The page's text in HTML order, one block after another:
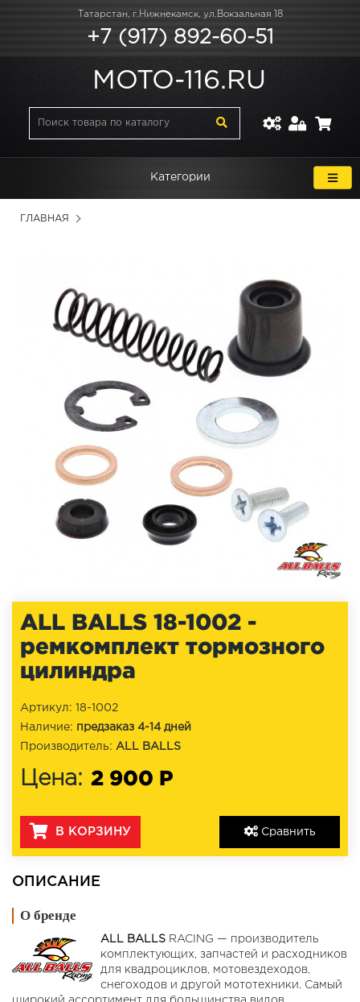
Татарстан, г.Нижнекамск, ул.Вокзальная 18
+7 (917) 892-60-51
MOTO-116.RU
Категории
ГЛАВНАЯ
ALL BALLS 18-1002 -
ремкомплект тормозного
цилиндра
Сравнить
Артикул: 18-1002
Наличие: предзаказ 4-14 дней
Производитель: ALL BALLS
Цена: 2 900 Р
В КОРЗИНУ
ОПИСАНИЕ
О бренде
ALL BALLS RACING — производитель
комплектующих, запчастей и расходников
для квадроциклов, мотовездеходов,
снегоходов и другой мототехники. Самый